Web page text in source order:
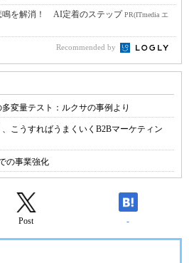
鳴を解消！ AI定着のステップPR(ITmedia エ
Recommended by
変量テスト：ルクサの事例より
こうすればうまくいくB2Bマーケティン
の事業強化
Post -